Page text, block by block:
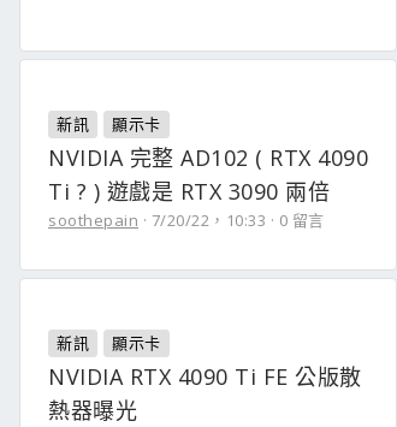
新訊 顯示卡
NVIDIA 完整 AD102 ( RTX 4090
Ti ? ) 遊戲是 RTX 3090 兩倍
soothepain 7/20/22，10:33 0 留言
新訊 顯示卡
NVIDIA RTX 4090 Ti FE 公版散
熱器曝光